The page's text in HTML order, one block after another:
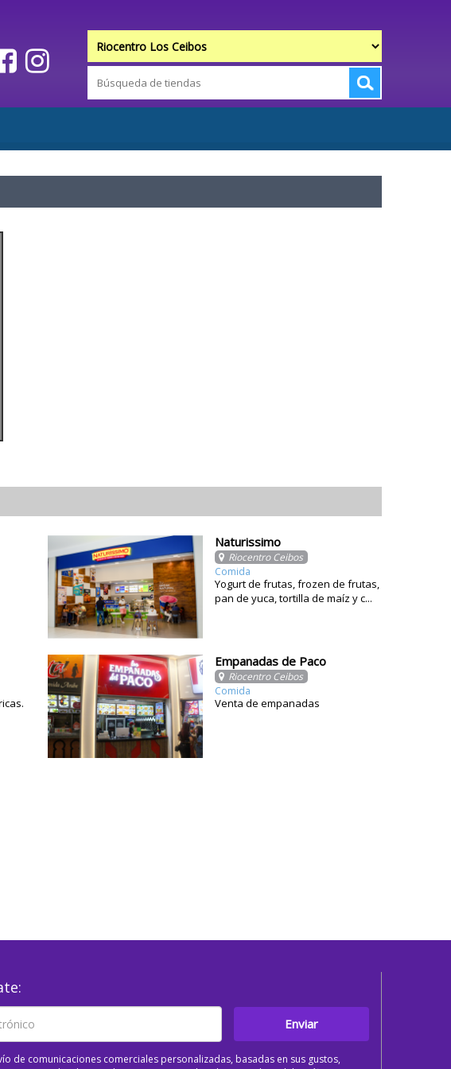
Naturissimo
Riocentro Ceibos
Comida
Yogurt de frutas, frozen de frutas,
pan de yuca, tortilla de maíz y c...
Empanadas de Paco
Riocentro Ceibos
Comida
Venta de empanadas
Enviar
de comunicaciones comerciales personalizadas, basadas en sus gustos,